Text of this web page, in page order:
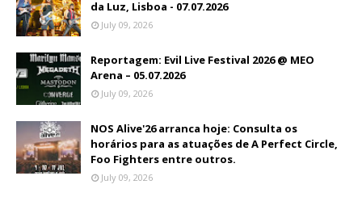
da Luz, Lisboa - 07.07.2026
July 09, 2026
Reportagem: Evil Live Festival 2026 @ MEO
Arena – 05.07.2026
July 09, 2026
NOS Alive'26 arranca hoje: Consulta os
horários para as atuações de A Perfect Circle,
Foo Fighters entre outros.
July 09, 2026